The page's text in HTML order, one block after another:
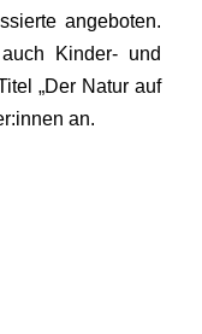
angeboten.
Kinder- und
„Der Natur auf
an.